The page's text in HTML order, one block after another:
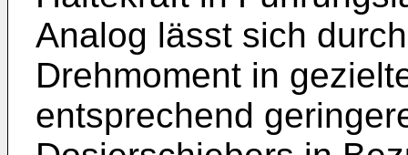
Analog lässt sich
Drehmoment in
entsprechend